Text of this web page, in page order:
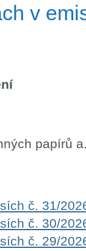
v
papírů
č. 31/
č. 30/
č. 29/